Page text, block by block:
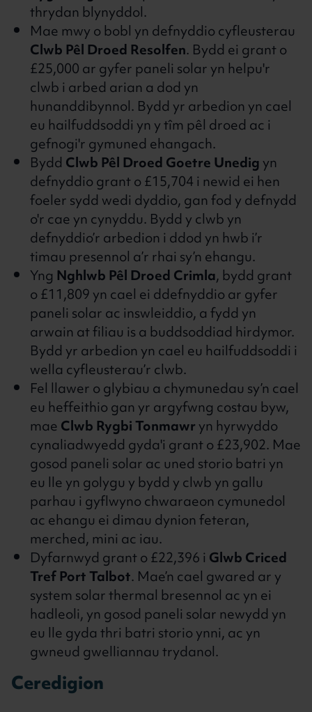
thrydan blynyddol.
Mae mwy o bobl yn defnyddio cyfleusterau
Clwb Pêl Droed Resolfen. Bydd ei grant o
£25,000 ar gyfer paneli solar yn helpu'r
clwb i arbed arian a dod yn
hunanddibynnol. Bydd yr arbedion yn cael
eu hailfuddsoddi yn y tîm pêl droed ac i
gefnogi'r gymuned ehangach.
ByddClwb Pêl Droed Goetre Unedigyn
defnyddio grant o £15,704 i newid ei hen
foeler sydd wedi dyddio, gan fod y defnydd
o'r cae yn cynyddu. Bydd y clwb yn
defnyddio’r arbedion i ddod yn hwb i’r
timau presennol a’r rhai sy’n ehangu.
Yng Nghlwb Pêl Droed Crimla, bydd grant
o £11,809 yn cael ei ddefnyddio ar gyfer
paneli solar ac inswleiddio, a fydd yn
arwain at filiau is a buddsoddiad hirdymor.
Bydd yr arbedion yn cael eu hailfuddsoddi i
wella cyfleusterau’r clwb.
Fel llawer o glybiau a chymunedau sy’n cael
eu heffeithio gan yr argyfwng costau byw,
maeClwb Rygbi Tonmawryn hyrwyddo
cynaliadwyedd gyda'i grant o £23,902. Mae
gosod paneli solar ac uned storio batri yn
eu lle yn golygu y bydd y clwb yn gallu
parhau i gyflwyno chwaraeon cymunedol
ac ehangu ei dimau dynion feteran,
merched, mini ac iau.
Dyfarnwyd grant o £22,396 iGlwb Criced
Tref Port Talbot. Mae’n cael gwared ar y
system solar thermal bresennol ac yn ei
hadleoli, yn gosod paneli solar newydd yn
eu lle gyda thri batri storio ynni, ac yn
gwneud gwelliannau trydanol.
Ceredigion